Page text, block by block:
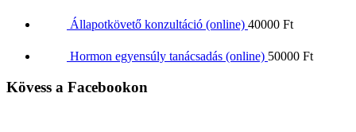
Állapotkövető konzultáció (online) 40000 Ft
Hormon egyensúly tanácsadás (online) 50000 Ft
Kövess a Facebookon